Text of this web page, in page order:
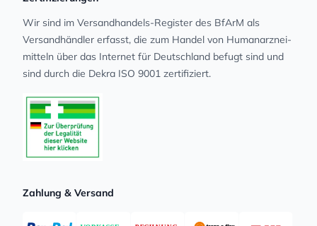
Wir sind im Versandhandels-Register des BfArM als
Versandhändler erfasst, die zum Handel von Human­arz­nei­
mit­teln über das Internet für Deutschland befugt sind und
sind durch die Dekra ISO 9001 zertifiziert.
Zahlung & Versand